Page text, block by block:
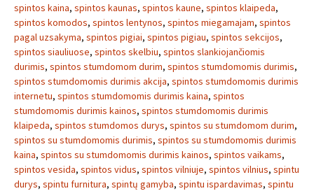
spintos kaina, spintos kaunas, spintos kaune, spintos klaipeda,
spintos komodos, spintos lentynos, spintos miegamajam, spintos
pagal uzsakyma, spintos pigiai, spintos pigiau, spintos sekcijos,
spintos siauliuose, spintos skelbiu, spintos slankiojančiomis
durimis, spintos stumdomom durim, spintos stumdomomis durimis,
spintos stumdomomis durimis akcija, spintos stumdomomis durimis
internetu, spintos stumdomomis durimis kaina, spintos
stumdomomis durimis kainos, spintos stumdomomis durimis
klaipeda, spintos stumdomos durys, spintos su stumdomom durim,
spintos su stumdomomis durimis, spintos su stumdomomis durimis
kaina, spintos su stumdomomis durimis kainos, spintos vaikams,
spintos vesida, spintos vidus, spintos vilniuje, spintos vilnius, spintu
durys, spintu furnitura, spintų gamyba, spintu ispardavimas, spintu